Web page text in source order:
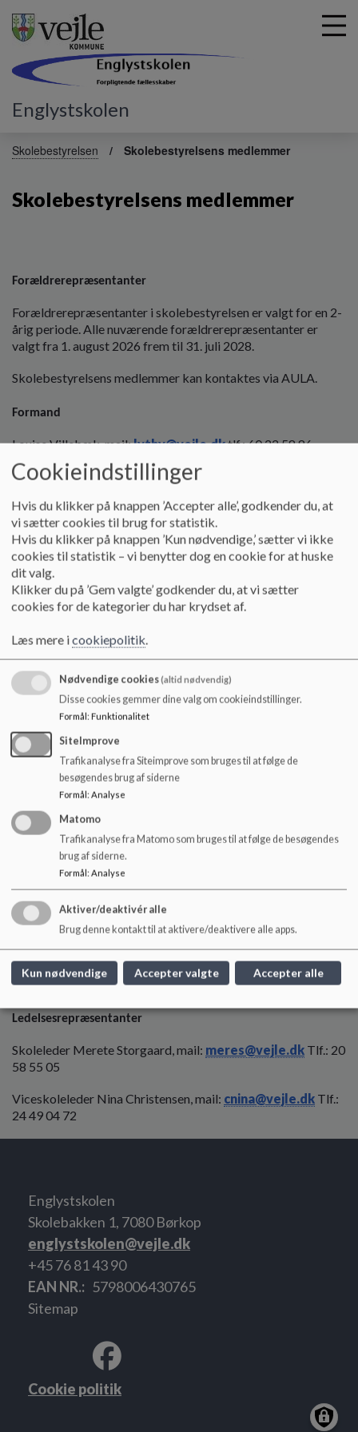
Englystskolen
Skolebestyrelsen Skolebestyrelsens medlemmer
Skolebestyrelsens medlemmer
Forældrerepræsentanter
Forældrerepræsentanter i skolebestyrelsen er valgt for en 2-
årig periode. Alle nuværende forældrerepræsentanter er
valgt fra 1. august 2026 frem til 31. juli 2028.
Skolebestyrelsens medlemmer kan kontaktes via AULA.
Formand
Louise Villebæk, mail:lvthy@vejle.dktlf.: 60 22 58 86
Næstformand
Kim Risbjerg
Repræsentanter
Betina Borglund
Dorthe Skjærbæk Kristiansen
Alexander Klemp
Thomas Platz
Karina Pawlowski
Suppleanter
Signe Outsen
Kasper Vissing
Elevrådsrepræsentanter
Medarbejderrepræsentanter
Lisbeth Eichenwald Thomsen
Agnete Lyck-Lindholm
Ledelsesrepræsentanter
Skoleleder Merete Storgaard, mail: meres@vejle.dk Tlf.: 20
58 55 05
Viceskoleleder Nina Christensen, mail: cnina@vejle.dk Tlf.:
24 49 04 72
Englystskolen
Skolebakken 1, 7080 Børkop
englystskolen@vejle.dk
+45 76 81 43 90
EAN NR.
5798006430765
Sitemap
Cookie politik
Cookieindstillinger
Hvis du klikker på knappen ’Accepter alle’, godkender du, at
vi sætter cookies til brug for statistik.
Hvis du klikker på knappen ’Kun nødvendige,’ sætter vi ikke
cookies til statistik – vi benytter dog en cookie for at huske
dit valg.
Klikker du på ’Gem valgte’ godkender du, at vi sætter
cookies for de kategorier du har krydset af.
Læs mere icookiepolitik.
Nødvendige cookies(altid nødvendig)
Disse cookies gemmer dine valg om cookieindstillinger.
Formål: Funktionalitet
SiteImprove
Trafikanalyse fra Siteimprove som bruges til at følge de
besøgendes brug af siderne
Formål: Analyse
Matomo
Trafikanalyse fra Matomo som bruges til at følge de besøgendes
brug af siderne.
Formål: Analyse
Aktiver/deaktivér alle
Brug denne kontakt til at aktivere/deaktivere alle apps.
Kun nødvendige Accepter valgte Accepter alle